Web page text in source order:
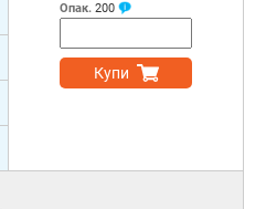
Опак. 200
Купи